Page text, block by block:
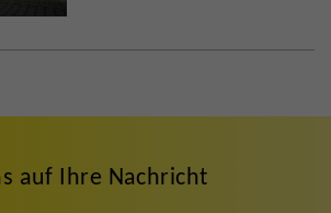
auf Ihre Nachricht